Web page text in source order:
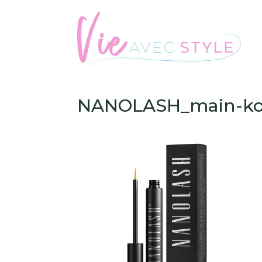
NANOLASH_main-